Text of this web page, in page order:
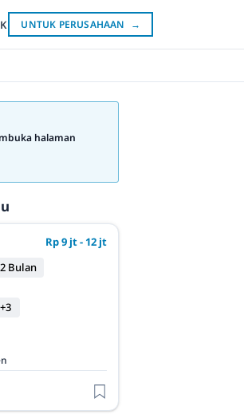
UNTUK PERUSAHAAN →
halaman
Rp 9 jt - 12 jt
Bulan
+3